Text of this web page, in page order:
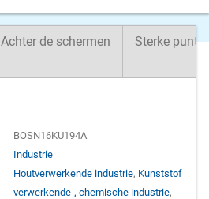
Achter de schermen Sterke
BOSN16KU194A
Industrie
Houtverwerkende industrie, Kunststof
verwerkende-, chemische industrie,